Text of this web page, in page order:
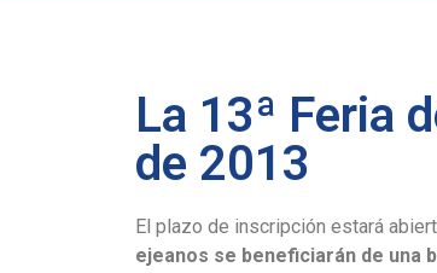
La 13ª Feria
de 2013
El plazo de inscripción estará
ejeanos se beneficiarán de una